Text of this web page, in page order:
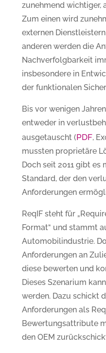
zunehmend wichtiger,
Zum einen wird
externen
anderen werden die
Nachverfolgbarkeit
insbesondere in
der funktionalen
Bis vor wenigen
entweder in
ausgetauscht (PDF,
mussten proprietäre
Doch seit 2011 gibt es
Standard, der den
Anforderungen
ReqIF steht für
Format“ und stammt
Automobilindustrie.
Anforderungen an
diese bewerten und
Dieses Szenarium
werden. Dazu schickt
Anforderungen als
Bewertungsattribute
den OEM